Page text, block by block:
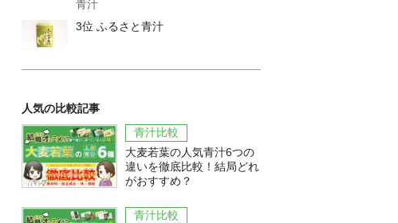
青汁
3位 ふるさと青汁
人気の比較記事
青汁比較
大麦若葉の人気青汁6つの
違いを徹底比較！結局どれ
がおすすめ？
青汁比較